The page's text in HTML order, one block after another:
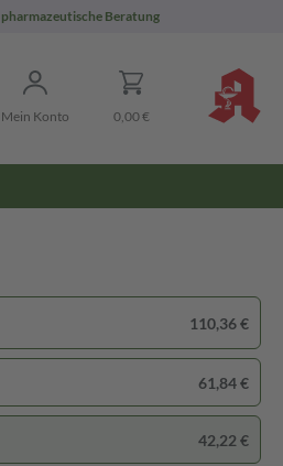
pharmazeutische Beratung
Mein Konto 0,00 €
110,36 €
61,84 €
42,22 €